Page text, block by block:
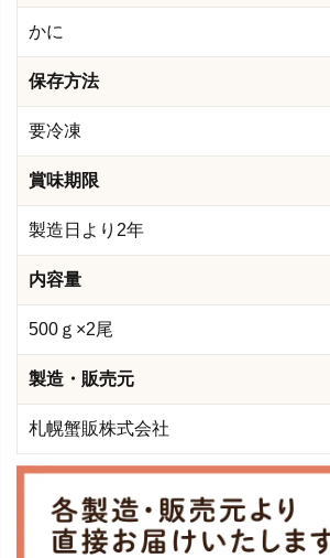
かに
保存方法
要冷凍
賞味期限
製造日より2年
内容量
500ｇ×2尾
製造・販売元
札幌蟹販株式会社